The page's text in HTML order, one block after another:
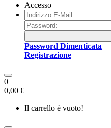
Accesso
Password Dimenticata
Registrazione
0
0,00 €
Il carrello è vuoto!